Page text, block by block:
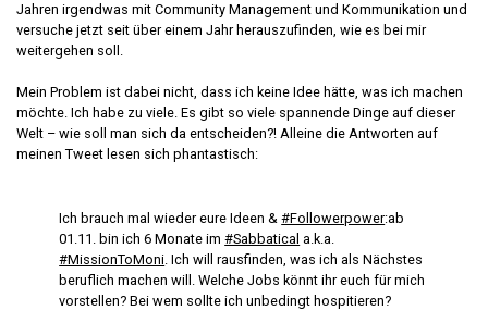
Jahren irgendwas mit Community Management und Kommunikation und
versuche jetzt seit über einem Jahr herauszufinden, wie es bei mir
weitergehen soll.
Mein Problem ist dabei nicht, dass ich keine Idee hätte, was ich machen
möchte. Ich habe zu viele. Es gibt so viele spannende Dinge auf dieser
Welt – wie soll man sich da entscheiden?! Alleine die Antworten auf
meinen Tweet lesen sich phantastisch:
Ich brauch mal wieder eure Ideen &#Followerpower:ab
01.11. bin ich 6 Monate im#Sabbatical a.k.a.
#MissionToMoni . Ich will rausfinden, was ich als Nächstes
beruflich machen will. Welche Jobs könnt ihr euch für mich
vorstellen? Bei wem sollte ich unbedingt hospitieren?